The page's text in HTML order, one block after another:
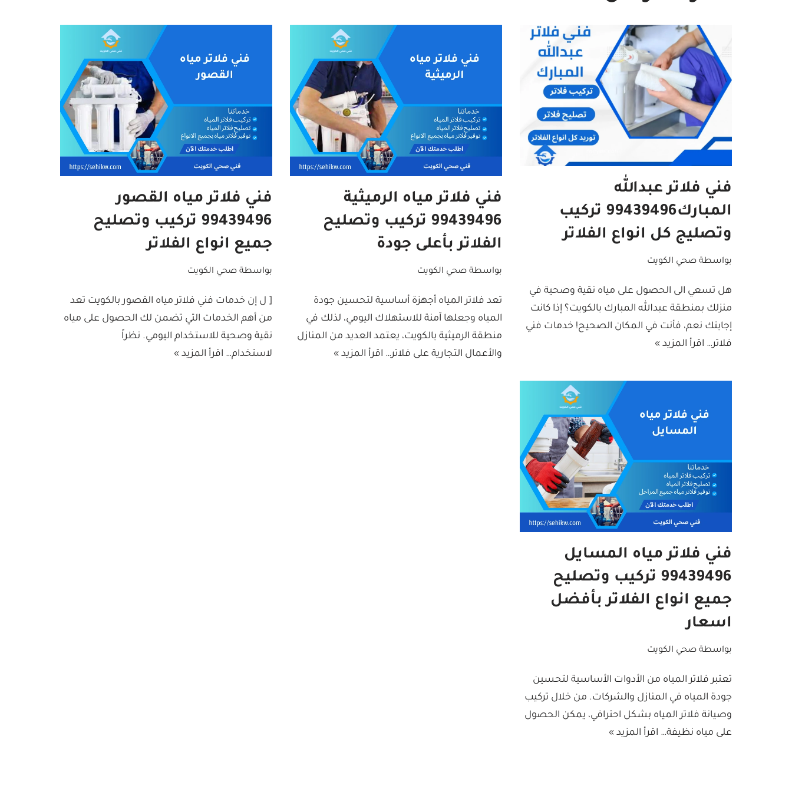
فني فلاتر عبدالله
المبارك99439496 تركيب
وتصليج كل انواع الفلاتر
بواسطة صحي الكويت
هل تسعي الى الحصول على مياه نقية وصحية في
منزلك بمنطقة عبدالله المبارك بالكويت؟ إذا كانت
إجابتك نعم، فأنت في المكان الصحيح! خدمات فني
فلاتر… اقرأ المزيد »
فني فلاتر مياه الرميثية
99439496 تركيب وتصليح
الفلاتر بأعلى جودة
بواسطة صحي الكويت
تعد فلاتر المياه أجهزة أساسية لتحسين جودة
المياه وجعلها آمنة للاستهلاك اليومي، لذلك في
منطقة الرميثية بالكويت، يعتمد العديد من المنازل
والأعمال التجارية على فلاتر… اقرأ المزيد »
فني فلاتر مياه القصور
99439496 تركيب وتصليح
جميع انواع الفلاتر
بواسطة صحي الكويت
[ ل إن خدمات فني فلاتر مياه القصور بالكويت تعد
من أهم الخدمات التي تضمن لك الحصول على مياه
نقية وصحية للاستخدام اليومي. نظراً
لاستخدام… اقرأ المزيد »
فني فلاتر مياه المسايل
99439496 تركيب وتصليح
جميع انواع الفلاتر بأفضل
اسعار
بواسطة صحي الكويت
تعتبر فلاتر المياه من الأدوات الأساسية لتحسين
جودة المياه في المنازل والشركات. من خلال تركيب
وصيانة فلاتر المياه بشكل احترافي، يمكن الحصول
على مياه نظيفة… اقرأ المزيد »